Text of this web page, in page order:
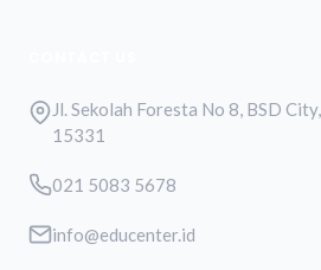
Jl. Sekolah Foresta No 8, BSD
15331
021 5083 5678
info@educenter.id